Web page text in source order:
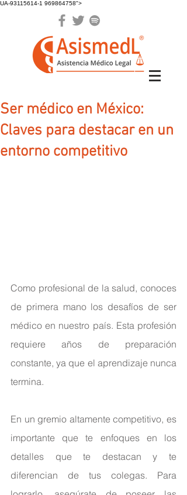
UA-93115614-1 969864758">
Ser médico en México:
Claves para destacar en un
entorno competitivo
Como profesional de la salud, conoces
de primera mano los desafíos de ser
médico en nuestro país. Esta profesión
requiere años de preparación
constante, ya que el aprendizaje nunca
termina.
En un gremio altamente competitivo, es
importante que te enfoques en los
detalles que te destacan y te
diferencian de tus colegas. Para